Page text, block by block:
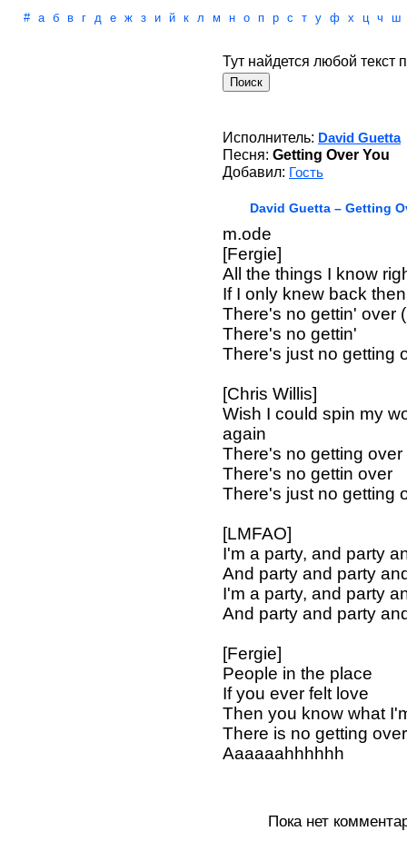
# а б в г д е ж з и й к л м н о п р с т у ф х ц ч ш
Тут найдется любой текст
Исполнитель: David Guetta
Песня: Getting Over You
Добавил: Гость
David Guetta – Getting
m.ode
[Fergie]
All the things I know
If I only knew back then
There's no gettin' over
There's no gettin'
There's just no getting
[Chris Willis]
Wish I could spin my
again
There's no getting over
There's no gettin over
There's just no getting
[LMFAO]
I'm a party, and party
And party and party
I'm a party, and party
And party and party
[Fergie]
People in the place
If you ever felt love
Then you know what
There is no getting over
Aaaaaahhhhhh
Пока нет